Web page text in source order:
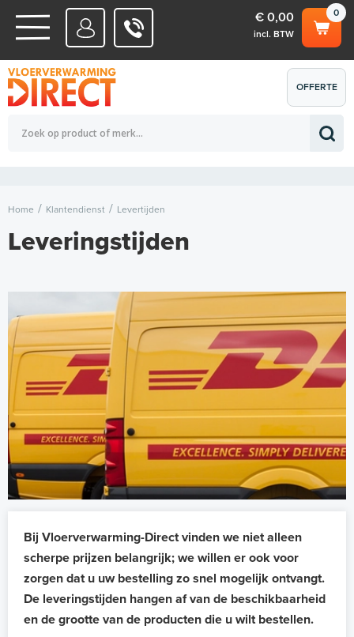
WATERSYSTEMEN
ELEKTRISCHE SYSTEMEN
0
€ 0,00
incl. BTW
Totaalbedrag (incl. BTW) € 0,00
OFFERTE
AANVRAGEN
Home Klantendienst Levertijden
Leveringstijden
Bij Vloerverwarming-Direct vinden we niet alleen
scherpe prijzen belangrijk; we willen er ook voor
zorgen dat u uw bestelling zo snel mogelijk ontvangt.
De leveringstijden hangen af van de beschikbaarheid
en de grootte van de producten die u wilt bestellen.